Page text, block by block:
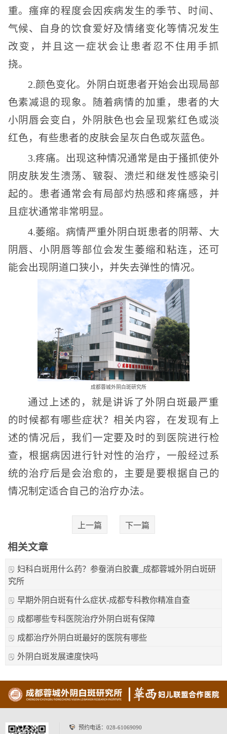
重。瘙痒的程度会因疾病发生的季节、时间、
气候、自身的饮食爱好及情绪变化等情况发生
改变，并且这一症状会让患者忍不住用手抓
挠。
2.颜色变化。外阴白斑患者开始会出现局部
色素减退的现象。随着病情的加重，患者的大
小阴唇会变白，外阴肤色也会呈现紫红色或淡
红色，有些患者的皮肤会呈灰白色或灰蓝色。
3.疼痛。出现这种情况通常是由于搔抓使外
阴皮肤发生溃荡、皲裂、溃烂和继发性感染引
起的。患者通常会有局部灼热感和疼痛感，并
且症状通常非常明显。
4.萎缩。病情严重外阴白斑患者的阴蒂、大
阴唇、小阴唇等部位会发生萎缩和粘连，还可
能会出现阴道口狭小，并失去弹性的情况。
成都蓉城外阴白斑研究所
通过上述的，就是讲诉了外阴白斑最严重
的时候都有哪些症状？相关内容，在发现有上
述的情况后，我们一定要及时的到医院进行检
查，根据病因进行针对性的治疗，一般经过系
统的治疗后是会治愈的，主要是要根据自己的
情况制定适合自己的治疗办法。
上一篇 下一篇
相关文章
妇科白斑用什么药？参蚕消白胶囊_成都蓉城外阴白斑研
究所
早期外阴白斑有什么症状-成都专科教你精准自查
成都哪些专科医院治疗外阴白斑有保障
成都治疗外阴白斑最好的医院有哪些
外阴白斑发展速度快吗
预约电话： 028-61069090